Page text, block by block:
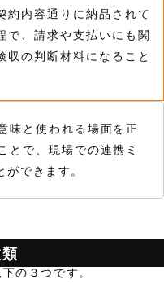
約内容通りに納品されて
で、請求や支払いにも関
の判断材料になること
味と使われる場面を正
とで、現場での連携ミ
できます。
の３つです。